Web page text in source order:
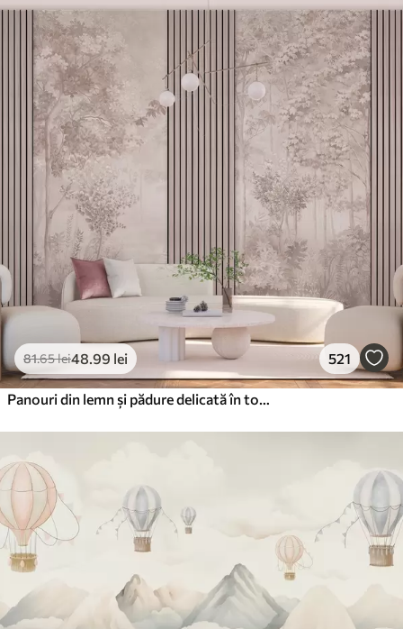
81.65lei48 .99 lei 521